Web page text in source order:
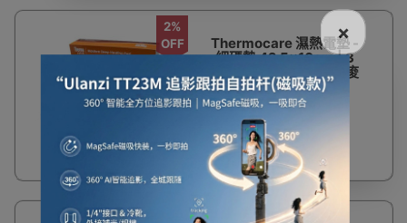
2%
OFF
Thermocare 濕熱電墊 -
細碼墊 42.5×10cm | 3
種溫度選擇 | 舒緩肌肉痠
痛
$599$615
×